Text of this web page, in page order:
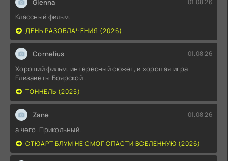
Glenna 01.08.26
Классный фильм.
ДЕНЬ РАЗОБЛАЧЕНИЯ (2026)
Cornelius 01.08.26
Хороший фильм, интересный сюжет, и хорошая игра
Елизаветы Боярской .
ТОННЕЛЬ (2025)
Zane 01.08.26
а чего. Прикольный.
СТЮАРТ БЛУМ НЕ СМОГ СПАСТИ ВСЕЛЕННУЮ (2026)